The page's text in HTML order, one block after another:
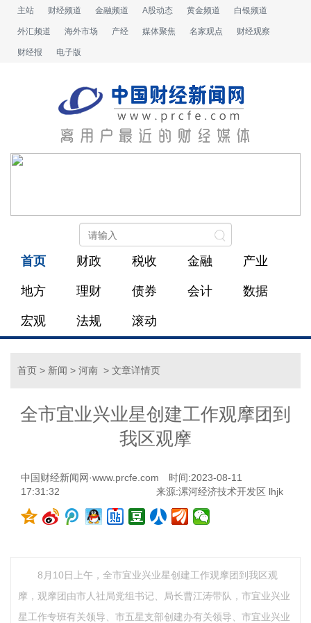
主站 财经频道 金融频道 A股动态 黄金频道 白银频道
外汇频道 海外市场 产经 媒体聚焦 名家观点 财经观察
财经报 电子版
首页 财政 税收 金融 产业
地方 理财 债券 会计 数据
宏观 法规 滚动
首页 > 新闻 > 河南 > 文章详情页
全市宜业兴业星创建工作观摩团到
我区观摩
中国财经新闻网·www.prcfe.com
时间:2023-08-11
17:31:32
来源:漯河经济技术开发区 lhjk
8月10日上午，全市宜业兴业星创建工作观摩团到我区观
摩，观摩团由市人社局党组书记、局长曹江涛带队，市宜业兴业
星工作专班有关领导、市五星支部创建办有关领导、市宜业兴业